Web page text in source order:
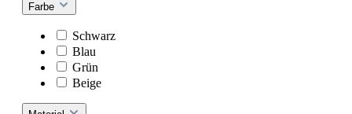
Farbe
Schwarz
Blau
Grün
Beige